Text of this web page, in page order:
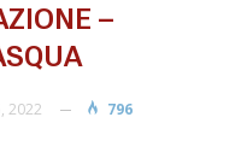
–
2022 796